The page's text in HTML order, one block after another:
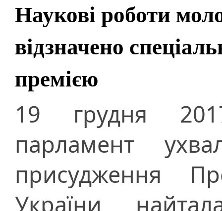
Наукові роботи
відзначено
премією
19 грудня
парламент
присудження
України